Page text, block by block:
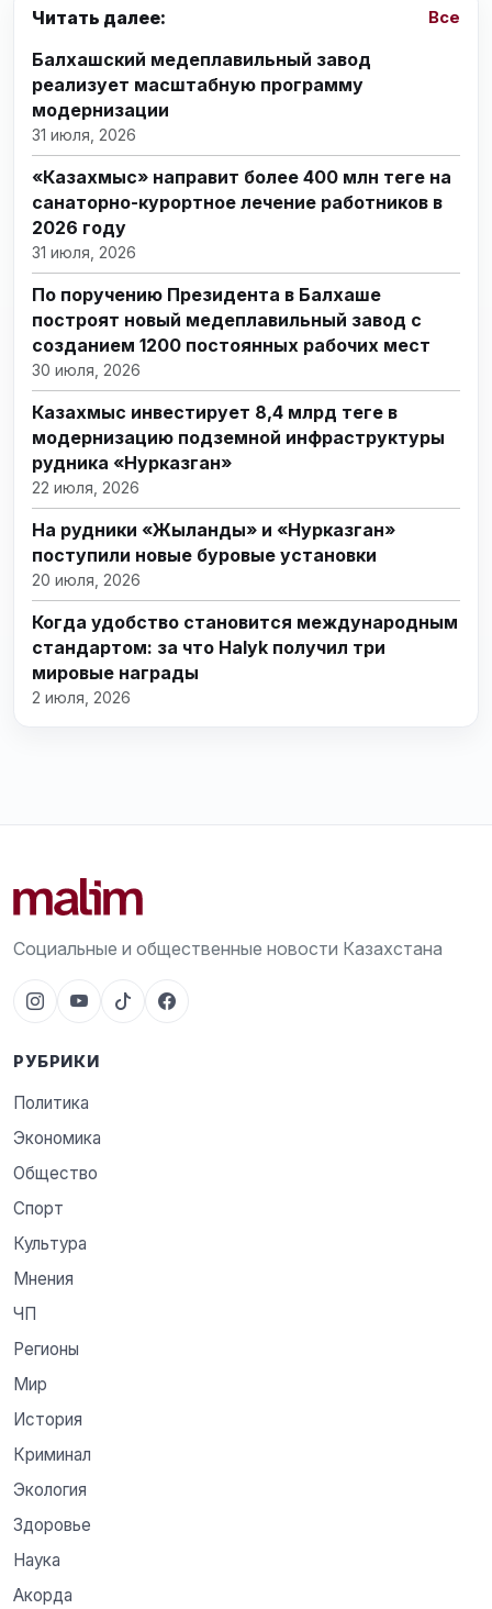
Читать далее: Все
Балхашский медеплавильный завод
реализует масштабную программу
модернизации
31 июля, 2026
«Казахмыс» направит более 400 млн теңге на
санаторно-курортное лечение работников в
2026 году
31 июля, 2026
По поручению Президента в Балхаше
построят новый медеплавильный завод с
созданием 1200 постоянных рабочих мест
30 июля, 2026
Казахмыс инвестирует 8,4 млрд теңге в
модернизацию подземной инфраструктуры
рудника «Нурказган»
22 июля, 2026
На рудники «Жыланды» и «Нурказган»
поступили новые буровые установки
20 июля, 2026
Когда удобство становится международным
стандартом: за что Halyk получил три
мировые награды
2 июля, 2026
Социальные и общественные новости Казахстана
РУБРИКИ
Политика
Экономика
Общество
Спорт
Культура
Мнения
ЧП
Регионы
Мир
История
Криминал
Экология
Здоровье
Наука
Акорда